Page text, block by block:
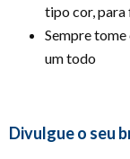
tipo cor, para
Sempre
um todo
Divulgue o seu